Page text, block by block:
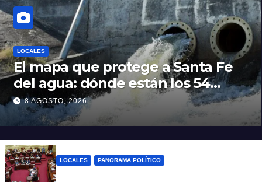
LOCALES
El mapa que protege a Santa Fe
del agua: dónde están los 54
puntos de bombeo
8 AGOSTO, 2026
LOCALES PANORAMA POLÍTICO